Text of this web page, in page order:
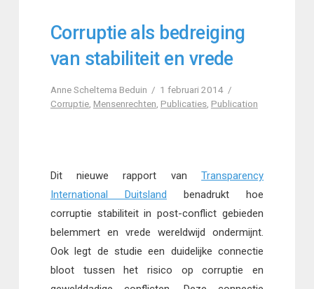
Corruptie als bedreiging
van stabiliteit en vrede
Anne Scheltema Beduin
1 februari 2014
Corruptie, Mensenrechten, Publicaties, Publication
Dit nieuwe rapport vanTransparency
International Duitsland benadrukt hoe
corruptie stabiliteit in post-conflict gebieden
belemmert en vrede wereldwijd ondermijnt.
Ook legt de studie een duidelijke connectie
bloot tussen het risico op corruptie en